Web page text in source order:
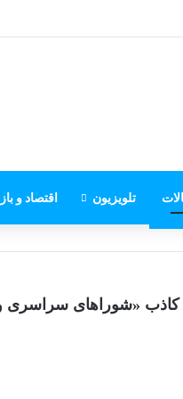
تلویزیون اقتصاد و
کاذب «شوراهای